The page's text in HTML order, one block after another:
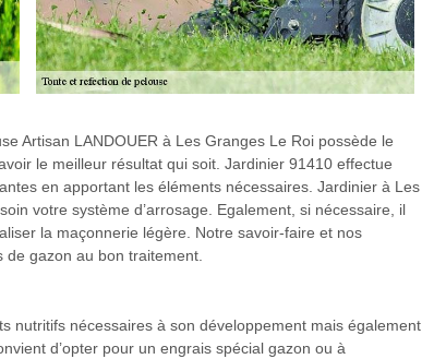
Artisan LANDOUER à Les Granges Le Roi possède le
le meilleur résultat qui soit. Jardinier 91410 effectue
en apportant les éléments nécessaires. Jardinier à Les
votre système d’arrosage. Egalement, si nécessaire, il
la maçonnerie légère. Notre savoir-faire et nos
gazon au bon traitement.
nutritifs nécessaires à son développement mais également
d’opter pour un engrais spécial gazon ou à